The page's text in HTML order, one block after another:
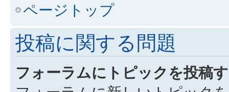
ページトップ
投稿に関する問題
フォーラムにトピックを投稿